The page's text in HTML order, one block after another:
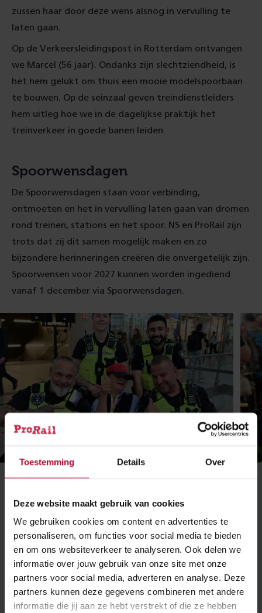
Toestemming Details Over
Deze website maakt gebruik van cookies
We gebruiken cookies om content en advertenties te
personaliseren, om functies voor social media te bieden
en om ons websiteverkeer te analyseren. Ook delen we
informatie over jouw gebruik van onze site met onze
partners voor social media, adverteren en analyse. Deze
partners kunnen deze gegevens combineren met andere
informatie die jij aan ze hebt verstrekt of die ze hebben
zussen haar door deze wens alsnog in vervulling te
laten gaan.
Op de Verkeersleidingspost in Rotterdam ontvangen
we Marcel (56 jaar). Ondanks zijn slechtziendheid, is
het hem gelukt om thuis een mooie modelspoorbaan
te bouwen. Op de seinzaal geven treindienstleiders
hem uitleg hoe we in de dagelijkse praktijk het
treinverkeer in goede banen leiden.
Spoorwensdagen
De Spoorwensdagen staan voor verbinding,
ontmoeten en het in vervulling laten gaan van dromen
rond treinen, stations en het spoor. NS en ProRail zijn
trots dat zij dit samen mogelijk maken en zo
bijzondere herinneringen creëren die onvergetelijk zijn.
Spoorwensen voor 2027 kunnen worden ingediend
vanaf 1 december via Spoorwensdagen.
naar
1
naar
2
naar
3
naar
4
naar
5
naar
6
Meer over:
Bijzonder